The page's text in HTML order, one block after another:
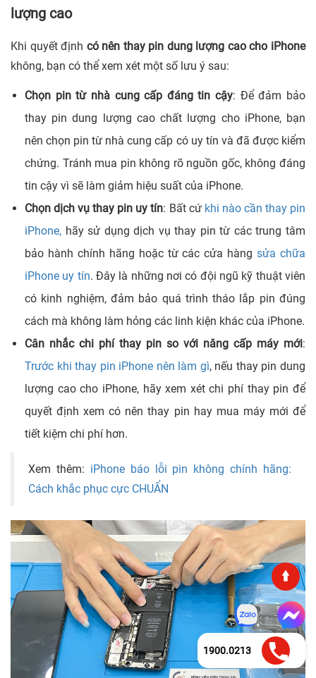
lượng cao
Khi quyết định có nên thay pin dung lượng cao cho iPhone
không, bạn có thể xem xét một số lưu ý sau:
Chọn pin từ nhà cung cấp đáng tin cậy: Để đảm bảo
thay pin dung lượng cao chất lượng cho iPhone, bạn
nên chọn pin từ nhà cung cấp có uy tín và đã được kiểm
chứng. Tránh mua pin không rõ nguồn gốc, không đáng
tin cậy vì sẽ làm giảm hiệu suất của iPhone.
Chọn dịch vụ thay pin uy tín: Bất cứ khi nào cần thay pin
iPhone, hãy sử dụng dịch vụ thay pin từ các trung tâm
bảo hành chính hãng hoặc từ các cửa hàngsửa chữa
iPhone uy tín. Đây là những nơi có đội ngũ kỹ thuật viên
có kinh nghiệm, đảm bảo quá trình tháo lắp pin đúng
cách mà không làm hỏng các linh kiện khác của iPhone.
Cân nhắc chi phí thay pin so với nâng cấp máy mới:
Trước khi thay pin iPhone nên làm gì, nếu thay pin dung
lượng cao cho iPhone, hãy xem xét chi phí thay pin để
quyết định xem có nên thay pin hay mua máy mới để
tiết kiệm chi phí hơn.
Xem thêm: iPhone báo lỗi pin không chính hãng:
Cách khắc phục cực CHUẨN
1900.0213